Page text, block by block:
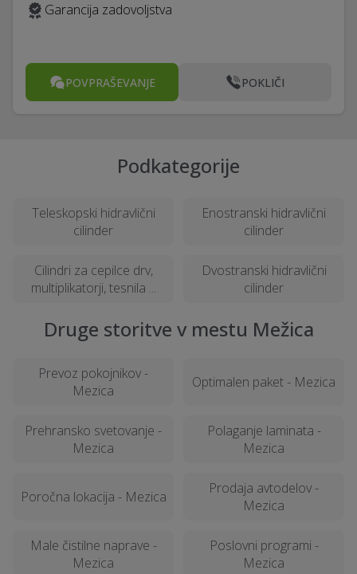
Garancija zadovoljstva
POVPRAŠEVANJE POKLIČI
Podkategorije
Teleskopski hidravlični
cilinder
Enostranski hidravlični
cilinder
Cilindri za cepilce drv,
multiplikatorji, tesnila ...
Dvostranski hidravlični
cilinder
Druge storitve v mestu Mežica
Prevoz pokojnikov -
Mezica
Optimalen paket - Mezica
Prehransko svetovanje -
Mezica
Polaganje laminata -
Mezica
Poročna lokacija - Mezica
Prodaja avtodelov -
Mezica
Male čistilne naprave -
Mezica
Poslovni programi -
Mezica